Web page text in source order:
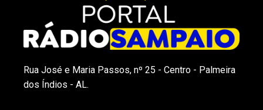
Rua José e Maria Passos, nº 25 - Centro - Palmeira
dos Índios - AL.